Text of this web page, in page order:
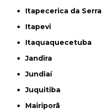
Itapecerica da Serra
Itapevi
Itaquaquecetuba
Jandira
Jundiaí
Juquitiba
Mairiporã